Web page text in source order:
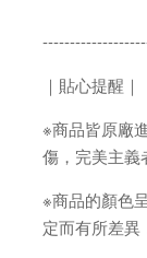
｜貼心提醒｜
※商品皆原廠
傷，完美主義
※商品的顏色
定而有所差異